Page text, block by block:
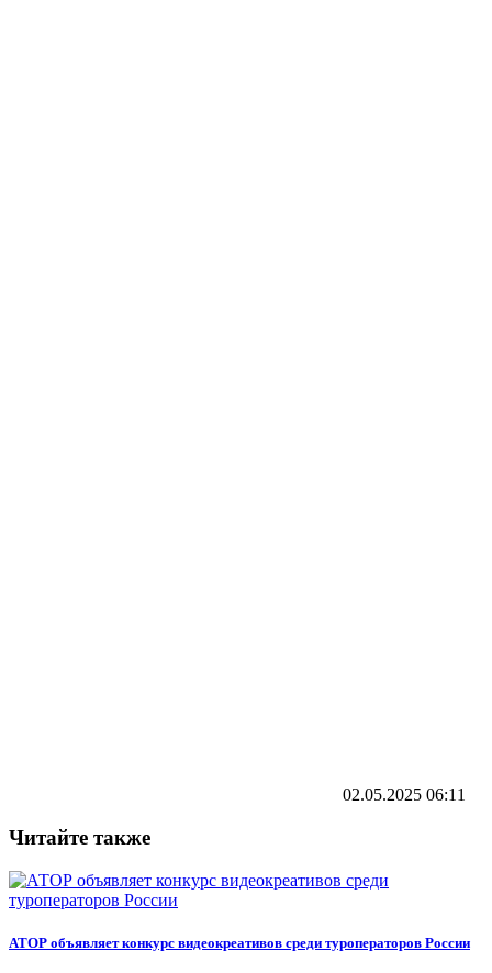
02.05.2025 06:11
Читайте также
АТОР объявляет конкурс видеокреативов среди туроператоров России